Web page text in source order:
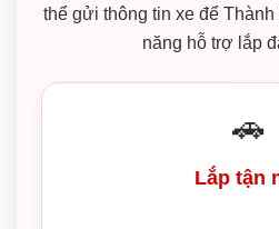
thể gửi thông tin xe để
năng hỗ trợ lắp
🚗
Lắp tận